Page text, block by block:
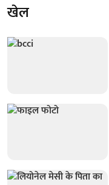
खेल